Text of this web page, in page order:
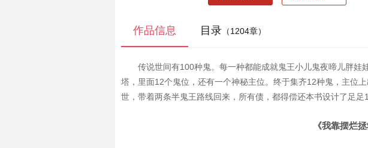
作品信息 目录 （1204章）
传说世间有100种鬼。每一种都能成就鬼王小儿鬼夜啼儿胖
塔，里面12个鬼位，还有一个神秘主位。终于集齐12种鬼，主位
世，带着两条半鬼王路线回来，所有债，都得偿还本书设计了足
《我靠摆烂